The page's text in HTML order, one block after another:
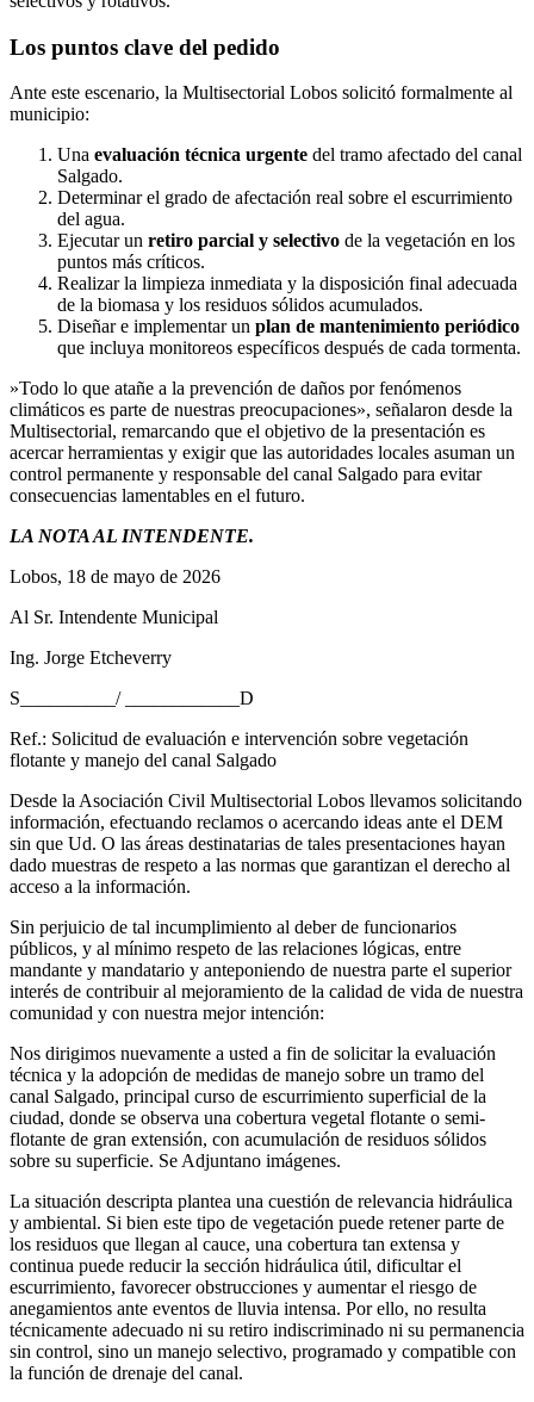
​Los puntos clave del pedido
​Ante este escenario, la Multisectorial Lobos solicitó formalmente al
municipio:
​Una evaluación técnica urgente del tramo afectado del canal
Salgado.
​Determinar el grado de afectación real sobre el escurrimiento
del agua.
​Ejecutar un retiro parcial y selectivo de la vegetación en los
puntos más críticos.
​Realizar la limpieza inmediata y la disposición final adecuada
de la biomasa y los residuos sólidos acumulados.
​Diseñar e implementar un plan de mantenimiento periódico
que incluya monitoreos específicos después de cada tormenta.
​»Todo lo que atañe a la prevención de daños por fenómenos
climáticos es parte de nuestras preocupaciones», señalaron desde la
Multisectorial, remarcando que el objetivo de la presentación es
acercar herramientas y exigir que las autoridades locales asuman un
control permanente y responsable del canal Salgado para evitar
consecuencias lamentables en el futuro.
LA NOTA AL INTENDENTE.
Lobos, 18 de mayo de 2026
Al Sr. Intendente Municipal
Ing. Jorge Etcheverry
S__________/ ____________D
Ref.: Solicitud de evaluación e intervención sobre vegetación
flotante y manejo del canal Salgado
Desde la Asociación Civil Multisectorial Lobos llevamos solicitando
información, efectuando reclamos o acercando ideas ante el DEM
sin que Ud. O las áreas destinatarias de tales presentaciones hayan
dado muestras de respeto a las normas que garantizan el derecho al
acceso a la información.
Sin perjuicio de tal incumplimiento al deber de funcionarios
públicos, y al mínimo respeto de las relaciones lógicas, entre
mandante y mandatario y anteponiendo de nuestra parte el superior
interés de contribuir al mejoramiento de la calidad de vida de nuestra
comunidad y con nuestra mejor intención:
Nos dirigimos nuevamente a usted a fin de solicitar la evaluación
técnica y la adopción de medidas de manejo sobre un tramo del
canal Salgado, principal curso de escurrimiento superficial de la
ciudad, donde se observa una cobertura vegetal flotante o semi-
flotante de gran extensión, con acumulación de residuos sólidos
sobre su superficie. Se Adjuntano imágenes.
La situación descripta plantea una cuestión de relevancia hidráulica
y ambiental. Si bien este tipo de vegetación puede retener parte de
los residuos que llegan al cauce, una cobertura tan extensa y
continua puede reducir la sección hidráulica útil, dificultar el
escurrimiento, favorecer obstrucciones y aumentar el riesgo de
anegamientos ante eventos de lluvia intensa. Por ello, no resulta
técnicamente adecuado ni su retiro indiscriminado ni su permanencia
sin control, sino un manejo selectivo, programado y compatible con
la función de drenaje del canal.